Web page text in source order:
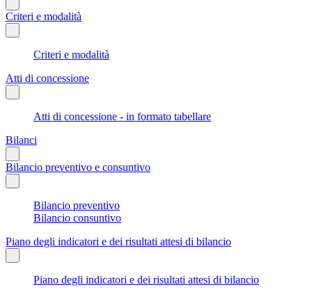
Criteri e modalità
Criteri e modalità
Atti di concessione
Atti di concessione - in formato tabellare
Bilanci
Bilancio preventivo e consuntivo
Bilancio preventivo
Bilancio consuntivo
Piano degli indicatori e dei risultati attesi di bilancio
Piano degli indicatori e dei risultati attesi di bilancio